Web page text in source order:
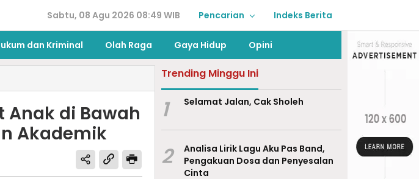
Sabtu, 08 Agu 2026 08:49 WIB Pencarian Indeks Berita
dan Kriminal Olah Raga Gaya Hidup Opini
Anak di Bawah
Akademik
Trending Minggu Ini
1 Selamat Jalan, Cak Sholeh
2
Analisa Lirik Lagu Aku Pas Band,
Pengakuan Dosa dan Penyesalan
Cinta